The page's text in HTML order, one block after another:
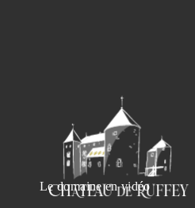
Le domaine en vidéo